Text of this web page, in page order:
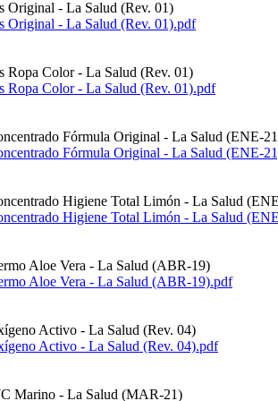
Original - La Salud (Rev. 01)
Original - La Salud (Rev. 01).pdf
Ropa Color - La Salud (Rev. 01)
Ropa Color - La Salud (Rev. 01).pdf
Fórmula Original - La Salud (ENE-
Fórmula Original - La Salud (ENE-
Higiene Total Limón - La Salud
Higiene Total Limón - La Salud
Aloe Vera - La Salud (ABR-19)
Aloe Vera - La Salud (ABR-19).pdf
Activo - La Salud (Rev. 04)
Activo - La Salud (Rev. 04).pdf
Marino - La Salud (MAR-21)